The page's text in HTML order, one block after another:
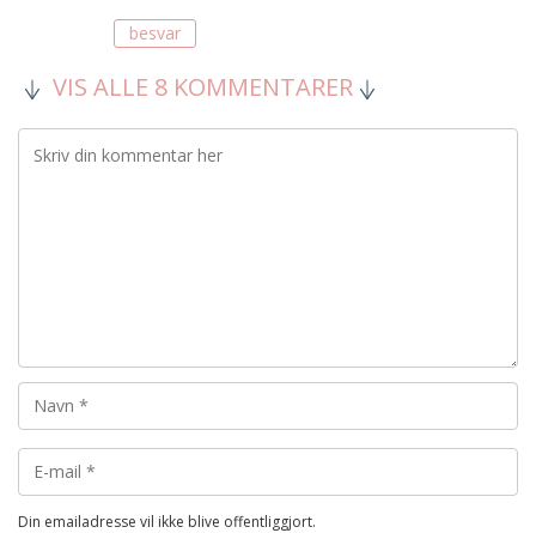
besvar
VIS ALLE 8 KOMMENTARER
Din emailadresse vil ikke blive offentliggjort.